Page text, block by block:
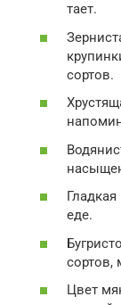
тает.
сортов.
еде.
сортов,
Цвет